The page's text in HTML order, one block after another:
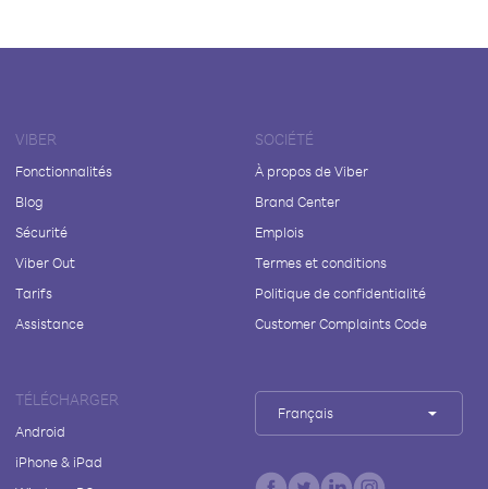
VIBER
Fonctionnalités
Blog
Sécurité
Viber Out
Tarifs
Assistance
SOCIÉTÉ
À propos de Viber
Brand Center
Emplois
Termes et conditions
Politique de confidentialité
Customer Complaints Code
TÉLÉCHARGER
Android
iPhone & iPad
Français